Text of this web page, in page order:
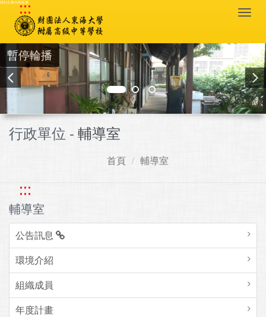
跳到主要內容區塊
:::
暫停輪播
行政單位 - 輔導室
首頁 輔導室
:::
輔導室
公告訊息
環境介紹
組織成員
年度計畫